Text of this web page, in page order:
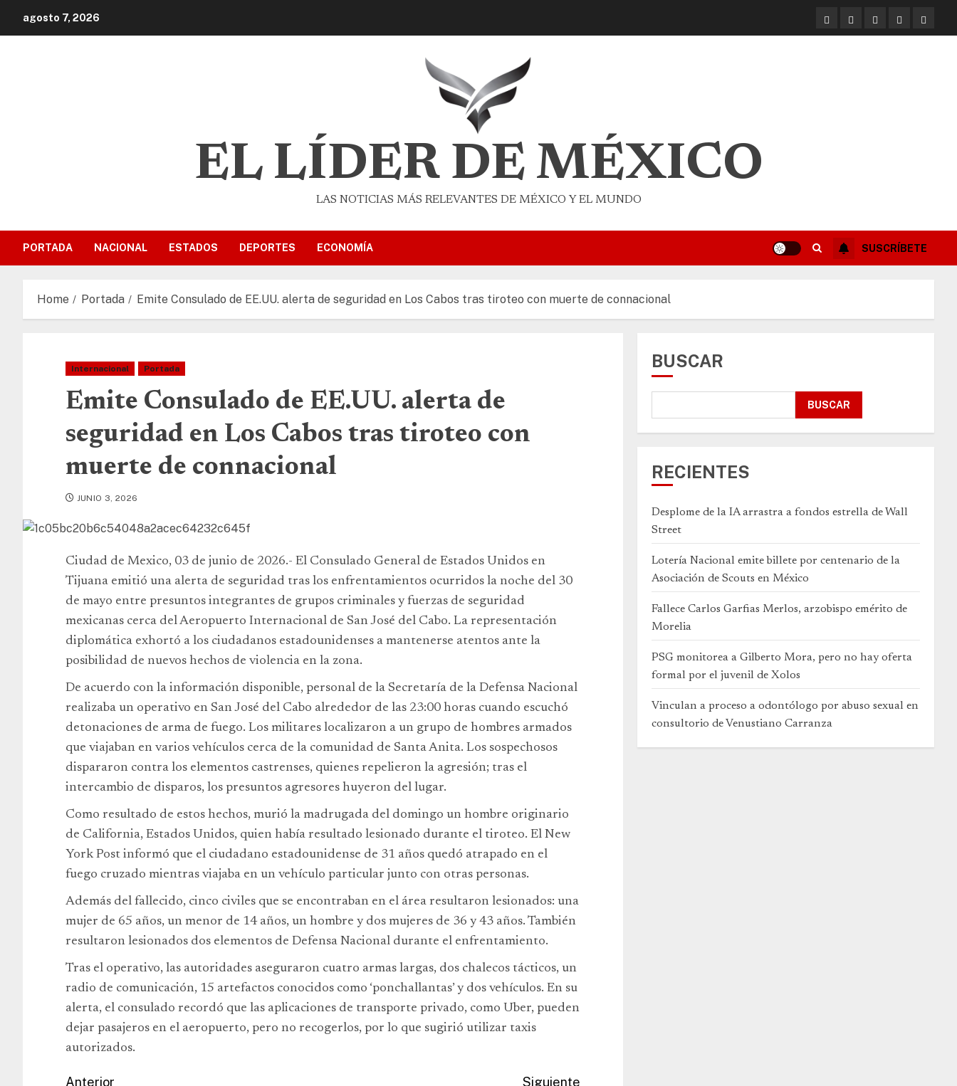
agosto 7, 2026
EL LÍDER DE MÉXICO
LAS NOTICIAS MÁS RELEVANTES DE MÉXICO Y EL MUNDO
PORTADA NACIONAL ESTADOS DEPORTES ECONOMÍA SUSCRÍBETE
Home Portada Emite Consulado de EE.UU. alerta de seguridad en Los Cabos tras tiroteo con muerte de connacional
Internacional Portada
Emite Consulado de EE.UU. alerta de
seguridad en Los Cabos tras tiroteo con
muerte de connacional
JUNIO 3, 2026
Ciudad de Mexico, 03 de junio de 2026.- El Consulado General de Estados Unidos en
Tijuana emitió una alerta de seguridad tras los enfrentamientos ocurridos la noche del 30
de mayo entre presuntos integrantes de grupos criminales y fuerzas de seguridad
mexicanas cerca del Aeropuerto Internacional de San José del Cabo. La representación
diplomática exhortó a los ciudadanos estadounidenses a mantenerse atentos ante la
posibilidad de nuevos hechos de violencia en la zona.
De acuerdo con la información disponible, personal de la Secretaría de la Defensa Nacional
realizaba un operativo en San José del Cabo alrededor de las 23:00 horas cuando escuchó
detonaciones de arma de fuego. Los militares localizaron a un grupo de hombres armados
que viajaban en varios vehículos cerca de la comunidad de Santa Anita. Los sospechosos
dispararon contra los elementos castrenses, quienes repelieron la agresión; tras el
intercambio de disparos, los presuntos agresores huyeron del lugar.
Como resultado de estos hechos, murió la madrugada del domingo un hombre originario
de California, Estados Unidos, quien había resultado lesionado durante el tiroteo. El New
York Post informó que el ciudadano estadounidense de 31 años quedó atrapado en el
fuego cruzado mientras viajaba en un vehículo particular junto con otras personas.
Además del fallecido, cinco civiles que se encontraban en el área resultaron lesionados: una
mujer de 65 años, un menor de 14 años, un hombre y dos mujeres de 36 y 43 años. También
resultaron lesionados dos elementos de Defensa Nacional durante el enfrentamiento.
Tras el operativo, las autoridades aseguraron cuatro armas largas, dos chalecos tácticos, un
radio de comunicación, 15 artefactos conocidos como ‘ponchallantas’ y dos vehículos. En su
alerta, el consulado recordó que las aplicaciones de transporte privado, como Uber, pueden
dejar pasajeros en el aeropuerto, pero no recogerlos, por lo que sugirió utilizar taxis
autorizados.
Anterior Siguiente
BUSCAR
BUSCAR
RECIENTES
Desplome de la IA arrastra a fondos estrella de Wall
Street
Lotería Nacional emite billete por centenario de la
Asociación de Scouts en México
Fallece Carlos Garfias Merlos, arzobispo emérito de
Morelia
PSG monitorea a Gilberto Mora, pero no hay oferta
formal por el juvenil de Xolos
Vinculan a proceso a odontólogo por abuso sexual en
consultorio de Venustiano Carranza